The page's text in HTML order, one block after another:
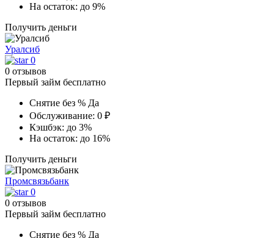
На остаток: до 9%
Получить деньги
Уралсиб
0
0 отзывов
Первый займ бесплатно
Снятие без % Да
Обслуживание: 0 ₽
Кэшбэк: до 3%
На остаток: до 16%
Получить деньги
Промсвязьбанк
0
0 отзывов
Первый займ бесплатно
Снятие без % Да